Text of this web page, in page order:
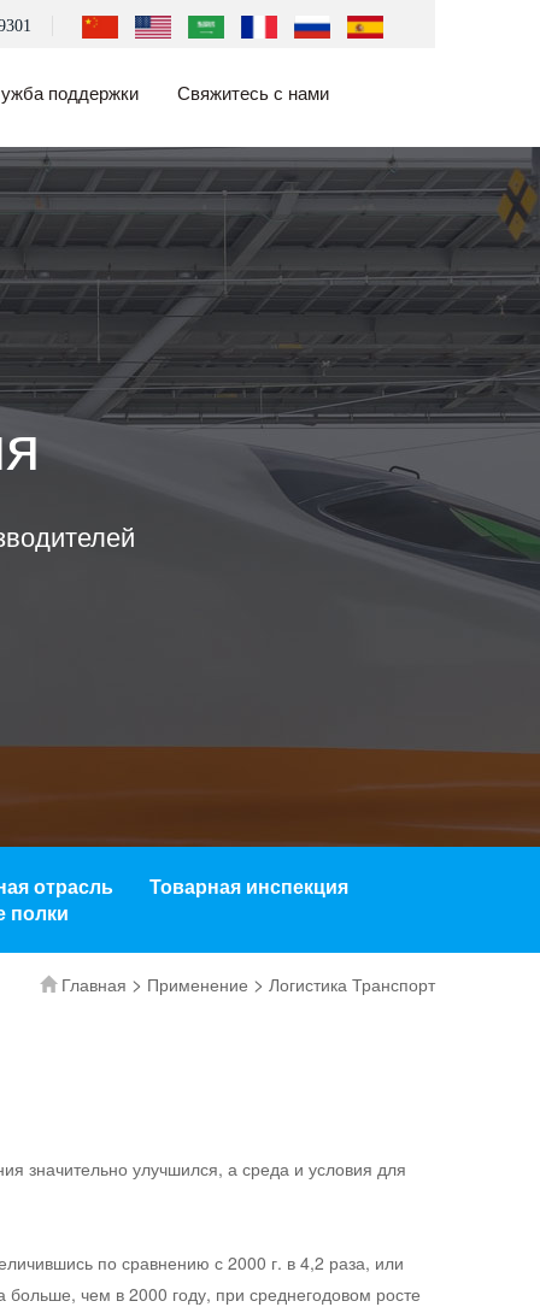
поддержки Свяжитесь с нами
отрасль
Товарная инспекция
полки
Главная > Применение > Логистика Транспорт
значительно улучшился, а среда и условия для
по сравнению с 2000 г. в 4,2 раза, или
больше, чем в 2000 году, при среднегодовом росте